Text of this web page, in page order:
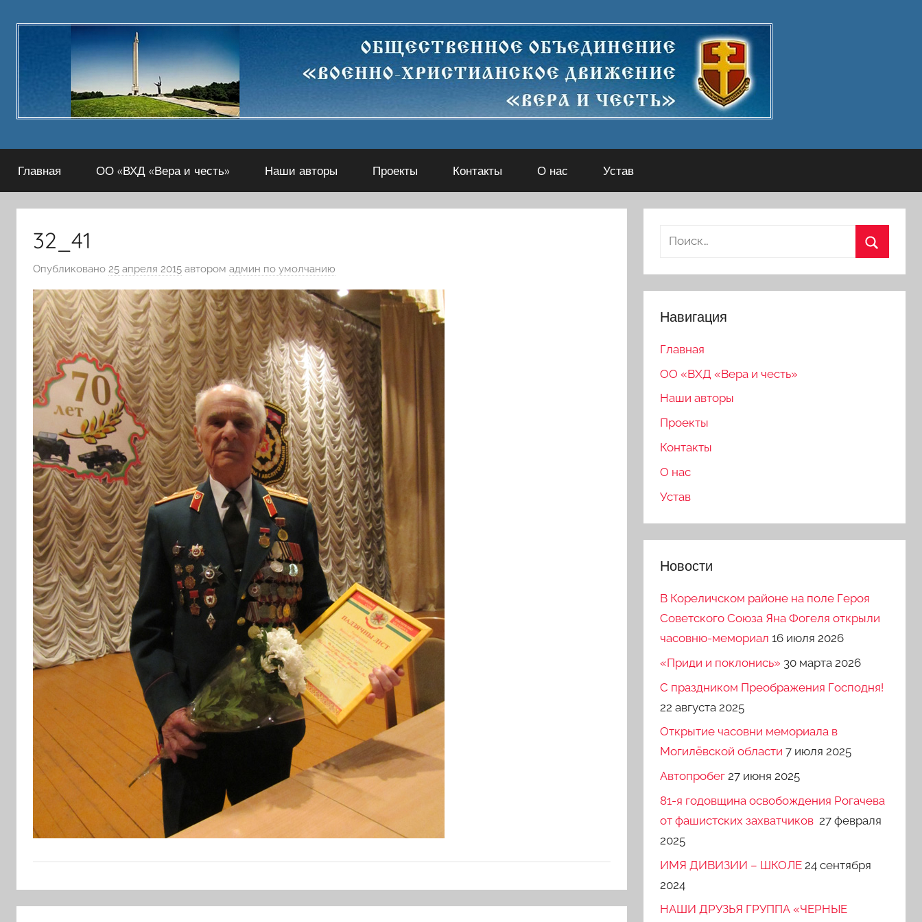
содержимому
Главная ОО «ВХД «Вера и честь» Наши авторы Проекты Контакты О нас Устав
32_41
Опубликовано 25 апреля 2015 автором админ по умолчанию
Найти:
Навигация
Главная
ОО «ВХД «Вера и честь»
Наши авторы
Проекты
Контакты
О нас
Устав
Новости
В Кореличском районе на поле Героя
Советского Союза Яна Фогеля открыли
часовню-мемориал 16 июля 2026
«Приди и поклонись» 30 марта 2026
C праздником Преображения Господня!
22 августа 2025
Открытие часовни мемориала в
Могилёвской области 7 июля 2025
Автопробег 27 июня 2025
81-я годовщина освобождения Рогачева
от фашистских захватчиков 27 февраля
2025
ИМЯ ДИВИЗИИ – ШКОЛЕ 24 сентября
2024
НАШИ ДРУЗЬЯ ГРУППА «ЧЕРНЫЕ